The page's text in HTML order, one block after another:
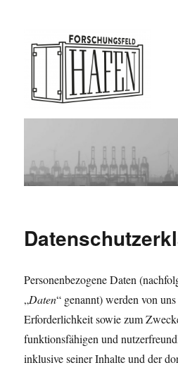
Personenbezogene Daten
„Daten“ genannt) werden von
Erforderlichkeit sowie zum
funktionsfähigen und
inklusive seiner Inhalte und der